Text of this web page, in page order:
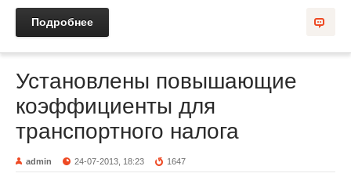
Подробнее
Установлены повышающие
коэффициенты для
транспортного налога
admin 24-07-2013, 18:23 1647